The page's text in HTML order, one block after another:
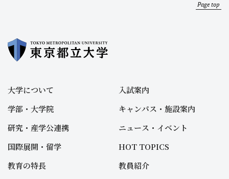
Page top
大学について
学部・大学院
研究・産学公連携
国際展開・留学
教育の特長
入試案内
キャンパス・施設案内
ニュース・イベント
HOT TOPICS
教員紹介